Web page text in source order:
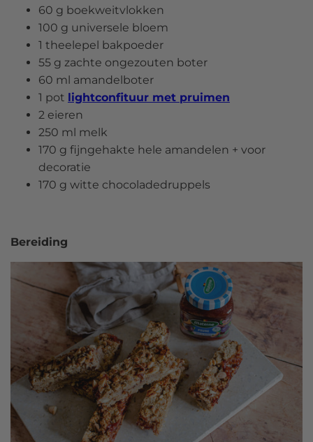
60 g boekweitvlokken
100 g universele bloem
1 theelepel bakpoeder
55 g zachte ongezouten boter
60 ml amandelboter
1 pot lightconfituur met pruimen
2 eieren
250 ml melk
170 g fijngehakte hele amandelen + voor
decoratie
170 g witte chocoladedruppels
Bereiding